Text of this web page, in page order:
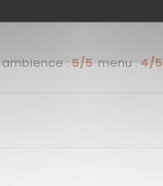
ambience : 5/5 menu : 4/5